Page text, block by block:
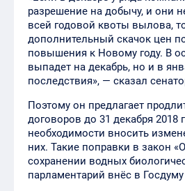
разрешение на добычу, и они
всей годовой квоты вылова,
дополнительный скачок цен
повышения к Новому году. В
выпадет на декабрь, но и в
последствия», — сказал
Поэтому он предлагает
договоров до 31 декабря 2018
необходимости вносить
них. Такие поправки в закон
сохранении водных
парламентарий внёс в Госдуму